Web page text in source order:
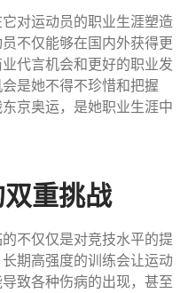
对运动员的职业生涯塑造
不仅能够在国内外获得更
代言机会和更好的职业发
是她不得不珍惜和把握
京奥运，是她职业生涯中
重挑战
不仅仅是对竞技水平的提
期高强度的训练会让运动
致各种伤病的出现，甚至